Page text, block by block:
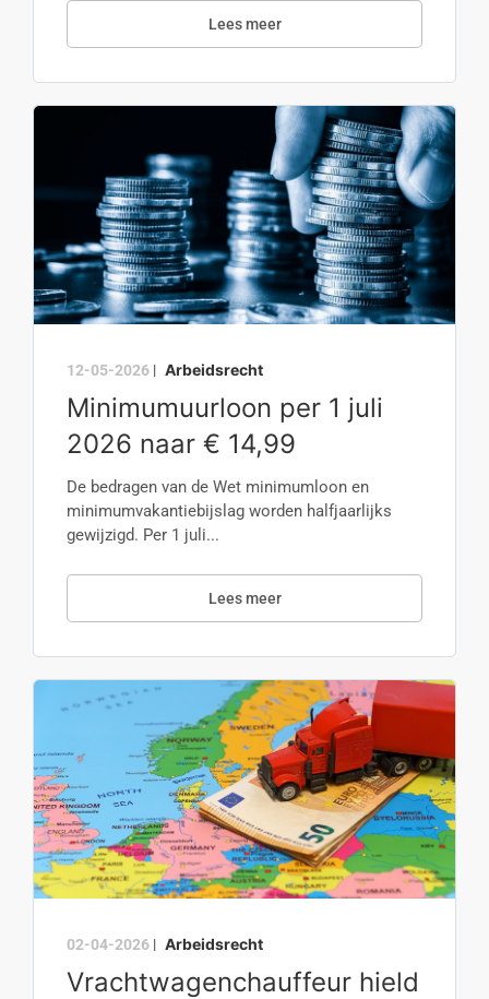
Lees meer
12-05-2026 | Arbeidsrecht
Minimumuurloon per 1 juli
2026 naar € 14,99
De bedragen van de Wet minimumloon en
minimumvakantiebijslag worden halfjaarlijks
gewijzigd. Per 1 juli...
Lees meer
02-04-2026 | Arbeidsrecht
Vrachtwagenchauffeur hield